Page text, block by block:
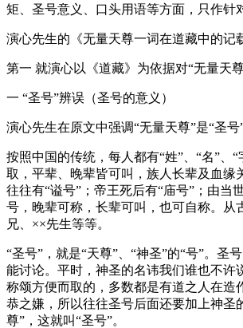
矩、圣号意义、口头用语等方面，只作针
演心先生的《无量天尊一词在道藏中的记
第一 就演心以《道藏》为依据对“无量天
一 “圣号”辨误（圣号的意义）
演心先生在原文中强调“无量天尊”是“圣
按照中国的传统，每人都有“姓”、“名”、
取，平辈、晚辈皆可叫，族人长辈及血缘
往往有“谥号”；帝王死后有“庙号”；由
号，晚辈可称，长辈可叫，也可自称。从
兄、××先生等等。
“圣号”，就是“天尊”、“神圣”的“号”。
能讨论。平时，神圣的名讳我们谁也不许
称颂方便而取的，多数都是有道之人在造
恭之嫌，所以往往圣号后面还要加上神圣
尊”，这就叫“圣号”。